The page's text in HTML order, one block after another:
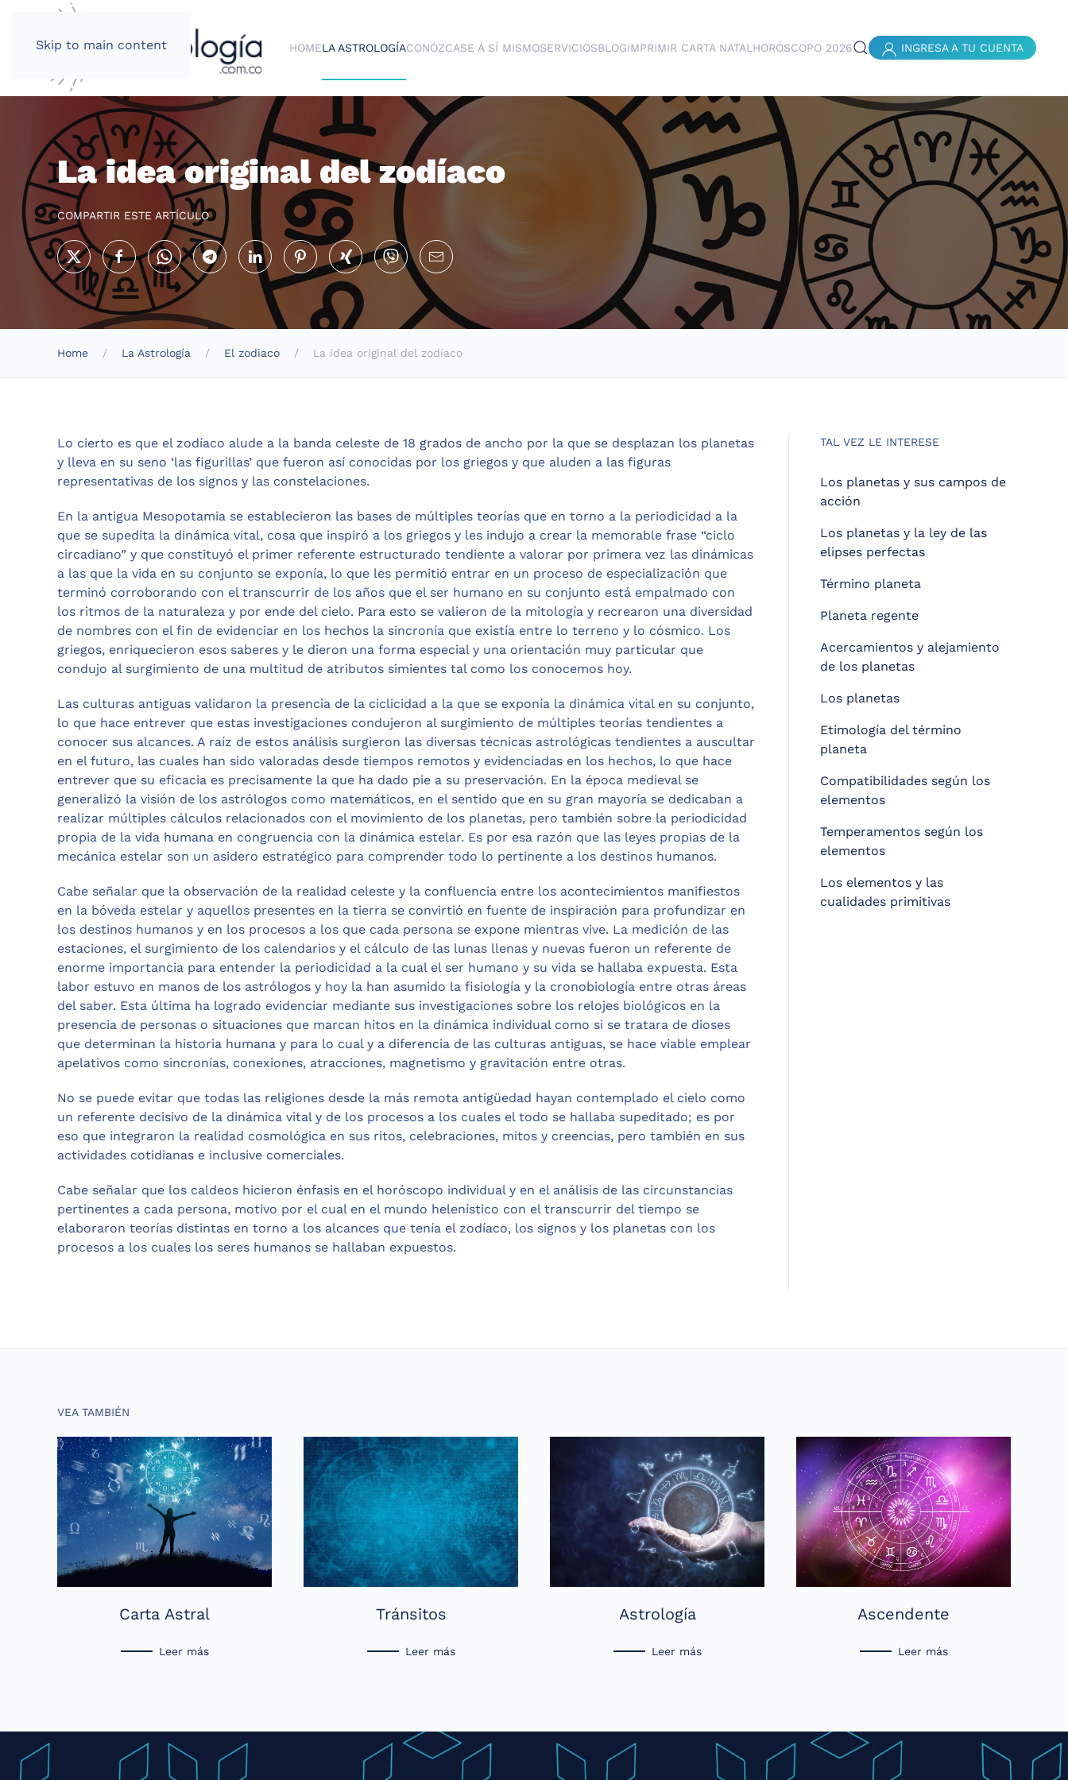
Skip to main content HOMELA ASTROLOGÍACONÓZCASE A SÍ MISMOSERVICIOSBLOGIMPRIMIR CARTA NATAL HORÓSCOPO 2026 INGRESA A TU CUENTA
La idea original del zodíaco
COMPARTIR ESTE ARTÍCULO
Home La Astrología El zodiaco La idea original del zodíaco
Lo cierto es que el zodíaco alude a la banda celeste de 18 grados de ancho por la que se desplazan los planetas
y lleva en su seno ‘las figurillas’ que fueron así conocidas por los griegos y que aluden a las figuras
representativas de los signos y las constelaciones.
En la antigua Mesopotamia se establecieron las bases de múltiples teorías que en torno a la periodicidad a la
que se supedita la dinámica vital, cosa que inspiró a los griegos y les indujo a crear la memorable frase “ciclo
circadiano” y que constituyó el primer referente estructurado tendiente a valorar por primera vez las dinámicas
a las que la vida en su conjunto se exponía, lo que les permitió entrar en un proceso de especialización que
terminó corroborando con el transcurrir de los años que el ser humano en su conjunto está empalmado con
los ritmos de la naturaleza y por ende del cielo. Para esto se valieron de la mitología y recrearon una diversidad
de nombres con el fin de evidenciar en los hechos la sincronía que existía entre lo terreno y lo cósmico. Los
griegos, enriquecieron esos saberes y le dieron una forma especial y una orientación muy particular que
condujo al surgimiento de una multitud de atributos simientes tal como los conocemos hoy.
Las culturas antiguas validaron la presencia de la ciclicidad a la que se exponía la dinámica vital en su conjunto,
lo que hace entrever que estas investigaciones condujeron al surgimiento de múltiples teorías tendientes a
conocer sus alcances. A raíz de estos análisis surgieron las diversas técnicas astrológicas tendientes a auscultar
en el futuro, las cuales han sido valoradas desde tiempos remotos y evidenciadas en los hechos, lo que hace
entrever que su eficacia es precisamente la que ha dado pie a su preservación. En la época medieval se
generalizó la visión de los astrólogos como matemáticos, en el sentido que en su gran mayoría se dedicaban a
realizar múltiples cálculos relacionados con el movimiento de los planetas, pero también sobre la periodicidad
propia de la vida humana en congruencia con la dinámica estelar. Es por esa razón que las leyes propias de la
mecánica estelar son un asidero estratégico para comprender todo lo pertinente a los destinos humanos.
Cabe señalar que la observación de la realidad celeste y la confluencia entre los acontecimientos manifiestos
en la bóveda estelar y aquellos presentes en la tierra se convirtió en fuente de inspiración para profundizar en
los destinos humanos y en los procesos a los que cada persona se expone mientras vive. La medición de las
estaciones, el surgimiento de los calendarios y el cálculo de las lunas llenas y nuevas fueron un referente de
enorme importancia para entender la periodicidad a la cual el ser humano y su vida se hallaba expuesta. Esta
labor estuvo en manos de los astrólogos y hoy la han asumido la fisiología y la cronobiología entre otras áreas
del saber. Esta última ha logrado evidenciar mediante sus investigaciones sobre los relojes biológicos en la
presencia de personas o situaciones que marcan hitos en la dinámica individual como si se tratara de dioses
que determinan la historia humana y para lo cual y a diferencia de las culturas antiguas, se hace viable emplear
apelativos como sincronías, conexiones, atracciones, magnetismo y gravitación entre otras.
No se puede evitar que todas las religiones desde la más remota antigüedad hayan contemplado el cielo como
un referente decisivo de la dinámica vital y de los procesos a los cuales el todo se hallaba supeditado; es por
eso que integraron la realidad cosmológica en sus ritos, celebraciones, mitos y creencias, pero también en sus
actividades cotidianas e inclusive comerciales.
Cabe señalar que los caldeos hicieron énfasis en el horóscopo individual y en el análisis de las circunstancias
pertinentes a cada persona, motivo por el cual en el mundo helenístico con el transcurrir del tiempo se
elaboraron teorías distintas en torno a los alcances que tenía el zodíaco, los signos y los planetas con los
procesos a los cuales los seres humanos se hallaban expuestos.
TAL VEZ LE INTERESE
Los planetas y sus campos de
acción
Los planetas y la ley de las
elipses perfectas
Término planeta
Planeta regente
Acercamientos y alejamiento
de los planetas
Los planetas
Etimología del término
planeta
Compatibilidades según los
elementos
Temperamentos según los
elementos
Los elementos y las
cualidades primitivas
VEA TAMBIÉN
Carta Astral
Leer más
Tránsitos
Leer más
Astrología
Leer más
Ascendente
Leer más